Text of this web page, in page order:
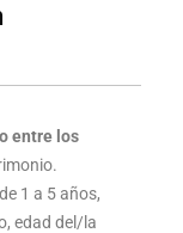
entre los
1 a 5 años,
edad del/la